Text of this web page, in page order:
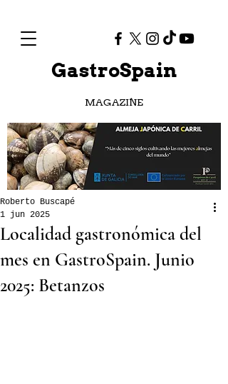
GastroSpain
MAGAZINE
Localidad gastronómica del
mes en GastroSpain. Junio
2025: Betanzos
Roberto Buscapé
1 jun 2025